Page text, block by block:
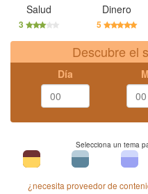
Salud
3
Dinero
5
Descubre el
Día
Selecciona un tema
¿necesita proveedor de